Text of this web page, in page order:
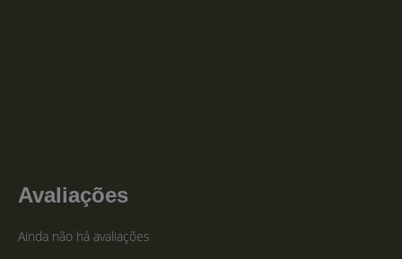
Avaliações
Ainda não há avaliações